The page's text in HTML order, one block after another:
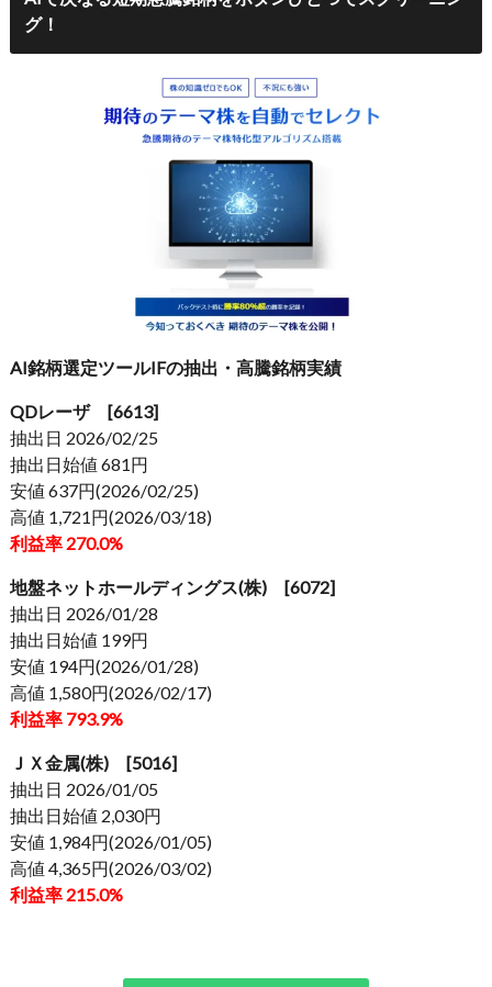
グ！
AI銘柄選定ツールIFの抽出・高騰銘柄実績
QDレーザ [6613]
抽出日 2026/02/25
抽出日始値 681円
安値 637円(2026/02/25)
高値 1,721円(2026/03/18)
利益率 270.0%
地盤ネットホールディングス(株) [6072]
抽出日 2026/01/28
抽出日始値 199円
安値 194円(2026/01/28)
高値 1,580円(2026/02/17)
利益率 793.9%
ＪＸ金属(株) [5016]
抽出日 2026/01/05
抽出日始値 2,030円
安値 1,984円(2026/01/05)
高値 4,365円(2026/03/02)
利益率 215.0%